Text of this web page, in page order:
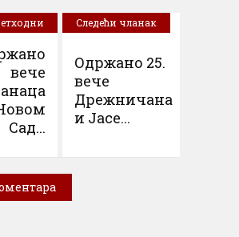
вече
Сад...
Следећи чланак
Одржано 25.
вече
Дрежничана
и Јасе...